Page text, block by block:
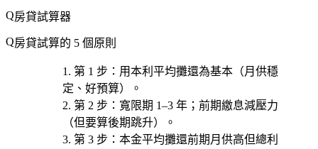
房貸試算器
房貸試算的 5 個原則
第 1 步 ：用本利平均攤還為基本（月供穩
定、好預算）。
第 2 步 ： 寬限期 1–3 年 ；前期繳息減壓力
（但要算後期跳升）。
第 3 步 ： 本金平均攤還前期月供高但總利